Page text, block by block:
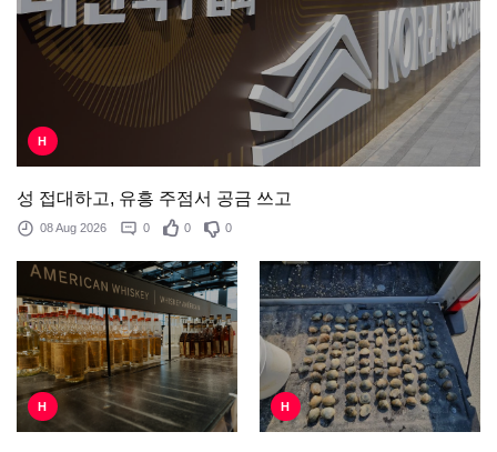
H
성 접대하고, 유흥 주점서 공금 쓰고
08 Aug 2026 0 0 0
H H